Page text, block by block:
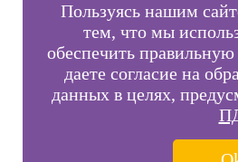
Пользуясь нашим
тем, что мы
обеспечить
даете согласие на
данных в целях,